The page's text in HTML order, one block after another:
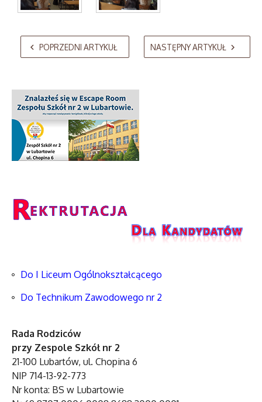
AdmirorGallery 5.2.0, author/sVasiljevski Kekeljevic.
POPRZEDNI ARTYKUŁ NASTĘPNY ARTYKUŁ
Do I Liceum Ogólnokształcącego
Do Technikum Zawodowego nr 2
Rada Rodziców
przy Zespole Szkół nr 2
21-100 Lubartów, ul. Chopina 6
NIP 714-13-92-773
Nr konta: BS w Lubartowie